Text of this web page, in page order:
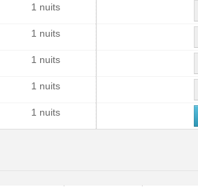
1 nuits
1 nuits
1 nuits
1 nuits
1 nuits